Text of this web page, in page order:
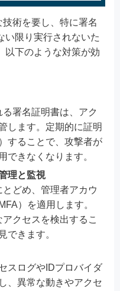
術を要し、特に署名
い限り実行されないた
以下のような対策が効
署名証明書は、アク
します。定期的に証明
することで、攻撃者が
できなくなります。
理と監視
どめ、管理者アカウ
）を適用します。
クセスを検出するこ
できます。
スログやIDプロバイダ
、異常な動きやアクセ